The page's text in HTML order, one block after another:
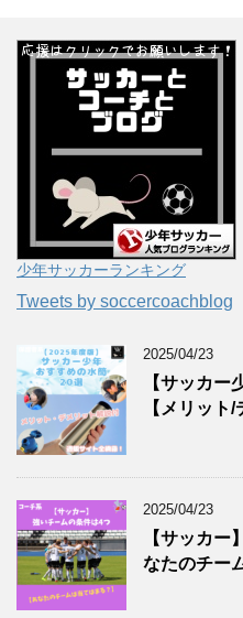
少年サッカーランキング
Tweets by soccercoachblog
2025/04/23
【サッカー
【メリット/
2025/04/23
【サッカー
なたのチー